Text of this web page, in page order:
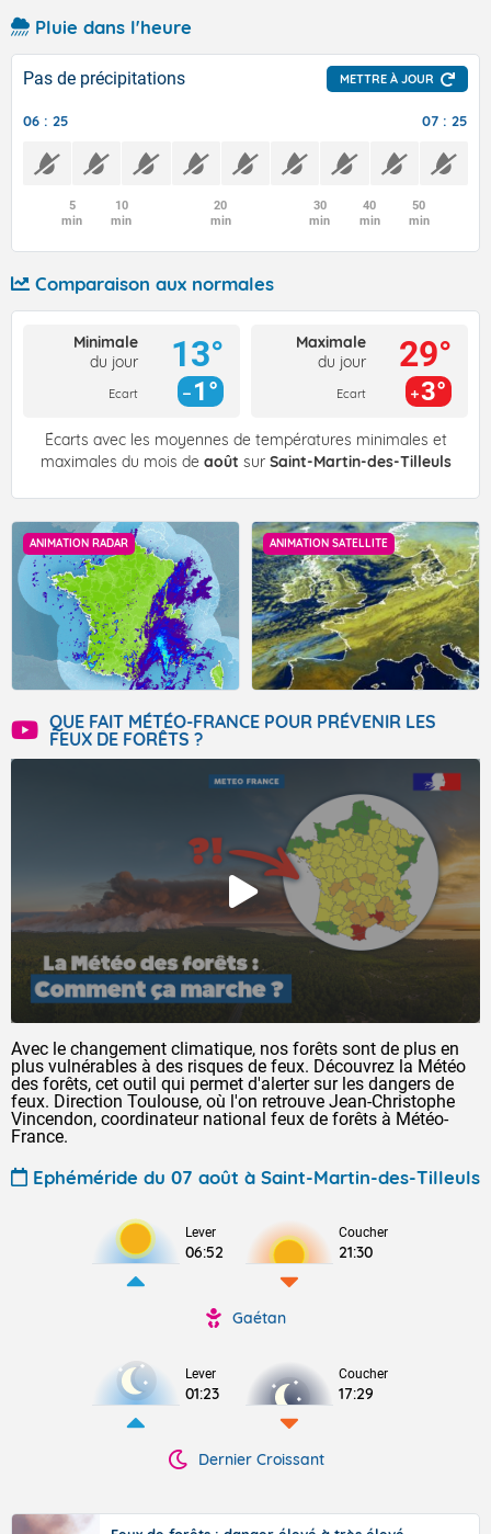
Pluie dans l'heure
Pas de précipitations METTRE À JOUR
06 : 25 07 : 25
5
min
10
min
20
min
30
min
40
min
50
min
Comparaison aux normales
Minimale
du jour
Ecart
13°
1°
Maximale
du jour
Ecart
29°
3°
Écarts avec les moyennes de températures minimales et
maximales du mois de août sur Saint-Martin-des-Tilleuls
ANIMATION RADAR ANIMATION SATELLITE
QUE FAIT MÉTÉO-FRANCE POUR PRÉVENIR LES
FEUX DE FORÊTS ?
Avec le changement climatique, nos forêts sont de plus en
plus vulnérables à des risques de feux. Découvrez la Météo
des forêts, cet outil qui permet d'alerter sur les dangers de
feux. Direction Toulouse, où l'on retrouve Jean-Christophe
Vincendon, coordinateur national feux de forêts à Météo-
France.
Ephéméride du 07 août à Saint-Martin-des-Tilleuls
Lever
06:52
Coucher
21:30
Gaétan
Lever
01:23
Coucher
17:29
Dernier Croissant